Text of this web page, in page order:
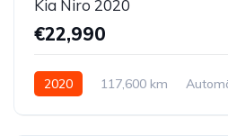
Kia Niro 2020
€22,990
2020 117,600 km